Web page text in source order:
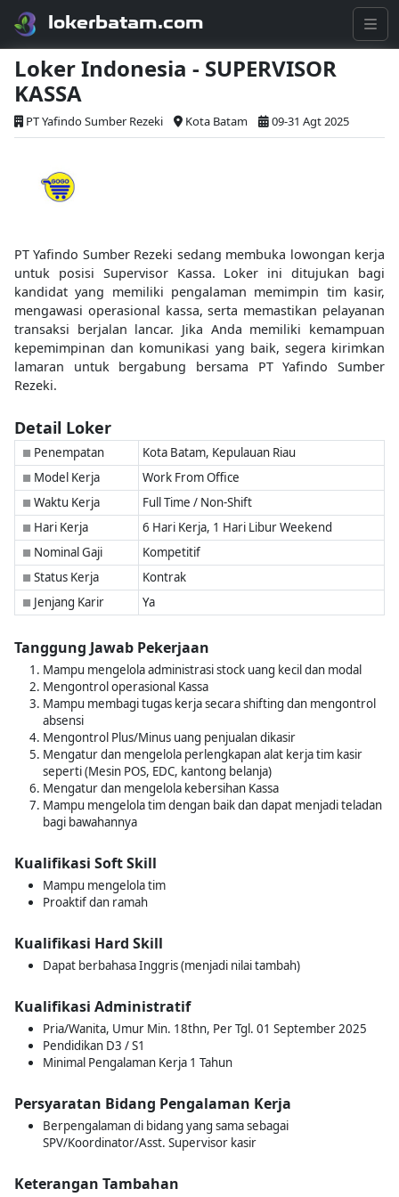
lokerbatam.com
Loker Indonesia - SUPERVISOR
KASSA
PT Yafindo Sumber Rezeki Kota Batam 09-31 Agt 2025
PT Yafindo Sumber Rezeki sedang membuka lowongan kerja
untuk posisi Supervisor Kassa. Loker ini ditujukan bagi
kandidat yang memiliki pengalaman memimpin tim kasir,
mengawasi operasional kassa, serta memastikan pelayanan
transaksi berjalan lancar. Jika Anda memiliki kemampuan
kepemimpinan dan komunikasi yang baik, segera kirimkan
lamaran untuk bergabung bersama PT Yafindo Sumber
Rezeki.
Detail Loker
■ Penempatan Kota Batam, Kepulauan Riau
■ Model Kerja Work From Office
■ Waktu Kerja Full Time / Non-Shift
■ Hari Kerja 6 Hari Kerja, 1 Hari Libur Weekend
■ Nominal Gaji Kompetitif
■ Status Kerja Kontrak
■ Jenjang Karir Ya
Tanggung Jawab Pekerjaan
Mampu mengelola administrasi stock uang kecil dan modal
Mengontrol operasional Kassa
Mampu membagi tugas kerja secara shifting dan mengontrol
absensi
Mengontrol Plus/Minus uang penjualan dikasir
Mengatur dan mengelola perlengkapan alat kerja tim kasir
seperti (Mesin POS, EDC, kantong belanja)
Mengatur dan mengelola kebersihan Kassa
Mampu mengelola tim dengan baik dan dapat menjadi teladan
bagi bawahannya
Kualifikasi Soft Skill
Mampu mengelola tim
Proaktif dan ramah
Kualifikasi Hard Skill
Dapat berbahasa Inggris (menjadi nilai tambah)
Kualifikasi Administratif
Pria/Wanita, Umur Min. 18thn, Per Tgl. 01 September 2025
Pendidikan D3 / S1
Minimal Pengalaman Kerja 1 Tahun
Persyaratan Bidang Pengalaman Kerja
Berpengalaman di bidang yang sama sebagai
SPV/Koordinator/Asst. Supervisor kasir
Keterangan Tambahan